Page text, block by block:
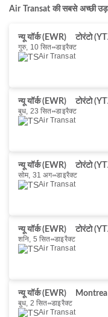
Air Transat की सबसे अच्छी
न्यू यॉर्क (EWR)
टोरंटो
गुरु, 10 सित॰ डाइरैक्ट
Air Transat
न्यू यॉर्क (EWR)
टोरंटो
बुध, 23 सित॰ डाइरैक्ट
Air Transat
न्यू यॉर्क (EWR)
टोरंटो
सोम, 31 अग॰ डाइरैक्ट
Air Transat
न्यू यॉर्क (EWR)
टोरंटो
शनि, 5 सित॰ डाइरैक्ट
Air Transat
न्यू यॉर्क (EWR)
बुध, 2 सित॰ डाइरैक्ट
Air Transat